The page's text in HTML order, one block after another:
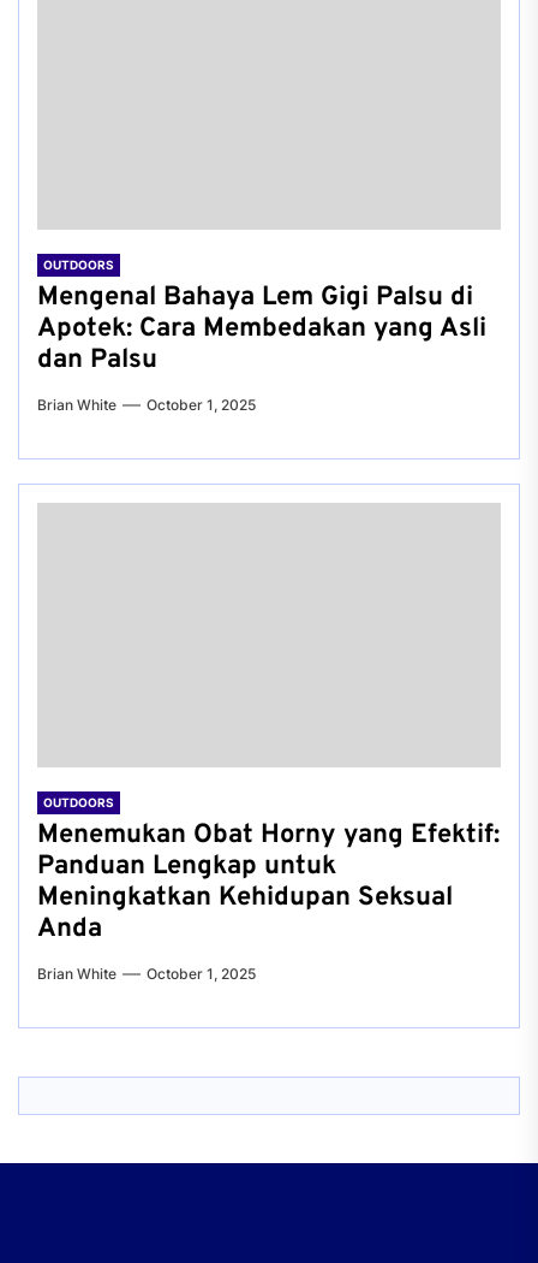
OUTDOORS
Mengenal Bahaya Lem Gigi Palsu di
Apotek: Cara Membedakan yang Asli
dan Palsu
Brian White October 1, 2025
OUTDOORS
Menemukan Obat Horny yang Efektif:
Panduan Lengkap untuk
Meningkatkan Kehidupan Seksual
Anda
Brian White October 1, 2025